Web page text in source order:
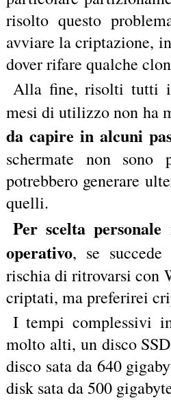
risolto questo
avviare la criptazione,
dover rifare qualche
Alla fine, risolti tutti i
mesi di utilizzo non ha
da capire in alcuni
schermate non
potrebbero generare
quelli.
Per scelta
operativo, se succede
rischia di ritrovarsi con
criptati, ma preferirei
I tempi complessivi
molto alti, un disco
disco sata da 640
disk sata da 500